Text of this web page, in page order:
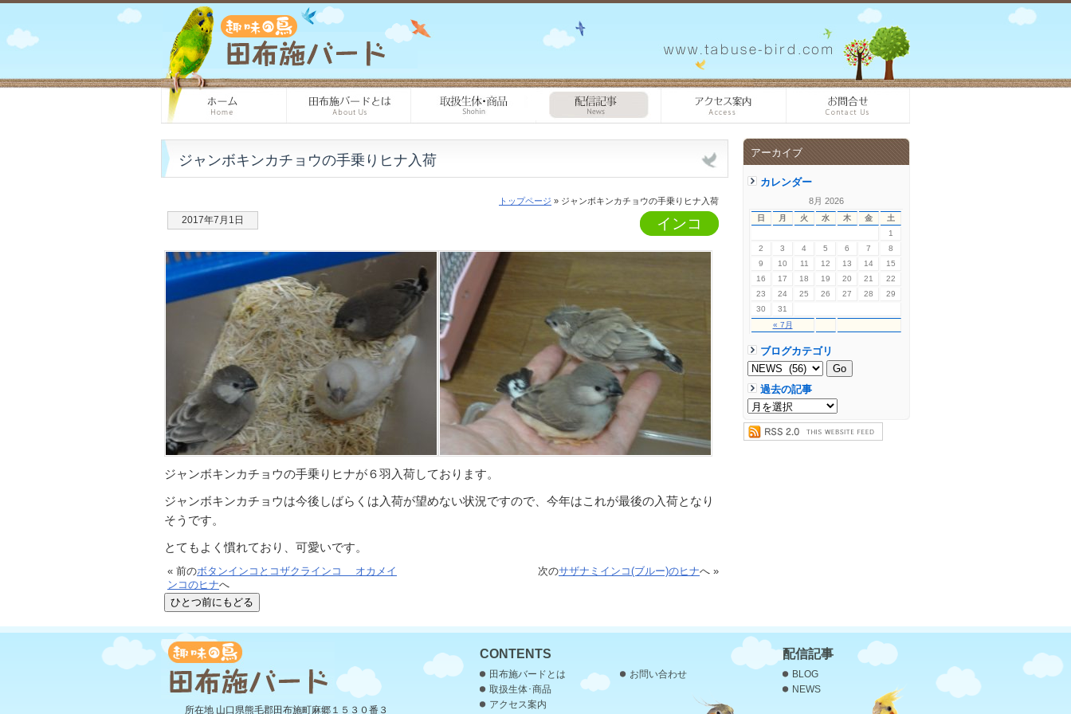
アーカイブ
カレンダー
8月 2026
日 月 火 水 木 金 土
« 7月
1
2
3 4 5 6 7
8
9
10 11 12 13 14
15
16
17 18 19 20 21
22
23
24 25 26 27 28
29
30
31
ブログカテゴリ
過去の記事
ジャンボキンカチョウの手乗りヒナ入荷
トップページ » ジャンボキンカチョウの手乗りヒナ入荷
2017年7月1日 インコ
ジャンボキンカチョウの手乗りヒナが６羽入荷しております。
ジャンボキンカチョウは今後しばらくは入荷が望めない状況ですので、今年はこれが最後の入荷となり
そうです。
とてもよく慣れており、可愛いです。
« 前のボタンインコとコザクラインコ オカメイ
ンコのヒナへ
次のサザナミインコ(ブルー)のヒナへ »
所在地 山口県熊毛郡田布施町麻郷１５３０番３
CONTENTS
田布施バードとは
取扱生体･商品
アクセス案内
お問い合わせ
配信記事
BLOG
NEWS